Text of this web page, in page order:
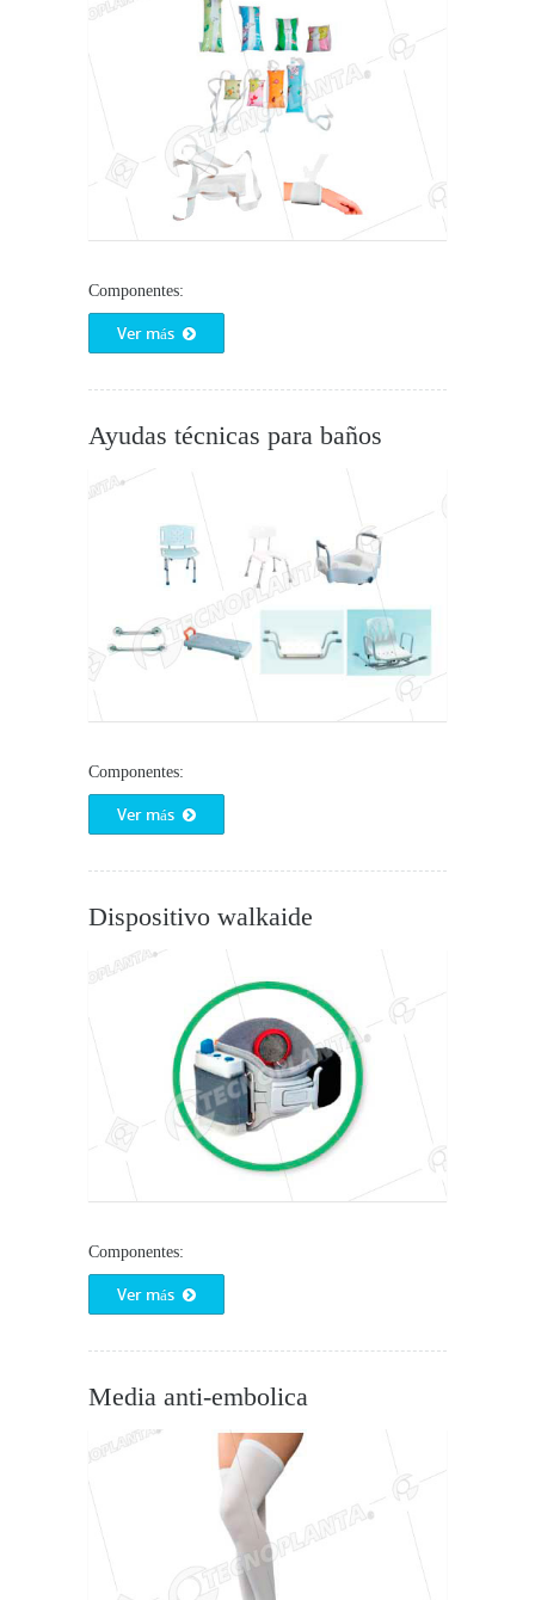
Componentes:
Ver más
Ayudas técnicas para baños
Componentes:
Ver más
Dispositivo walkaide
Componentes:
Ver más
Media anti-embolica